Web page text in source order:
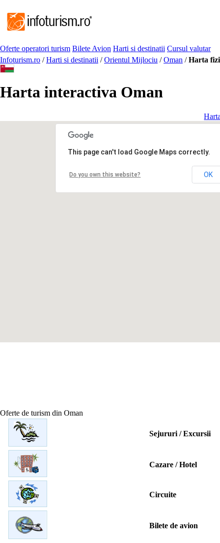
Oferte operatori turism Bilete Avion Harti si destinatii Cursul valutar
Infoturism.ro /Harti si destinatii /Orientul Mijlociu /Oman /Harta
Harta interactiva Oman
This page can't load Google Maps correctly.
Do you own this website? OK
Oferte de turism din Oman
Sejururi / Excursii
Cazare / Hotel
Circuite
Bilete de avion